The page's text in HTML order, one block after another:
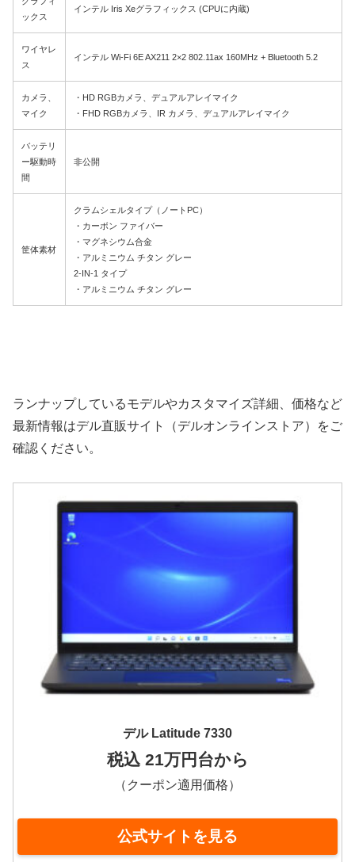
ックス
インテル Iris Xeグラフィックス (CPUに内蔵)
ワイヤレ
ス
インテル Wi-Fi 6E AX211 2×2 802.11ax 160MHz + Bluetooth 5.2
カメラ、
マイク
・HD RGBカメラ、デュアルアレイマイク
・FHD RGBカメラ、IR カメラ、デュアルアレイマイク
バッテリ
ー駆動時
間
非公開
筐体素材
クラムシェルタイプ（ノートPC）
・カーボン ファイバー
・マグネシウム合金
・アルミニウム チタン グレー
2-IN-1 タイプ
・アルミニウム チタン グレー
ランナップしているモデルやカスタマイズ詳細、価格など
最新情報はデル直販サイト（デルオンラインストア）をご
確認ください。
デル Latitude 7330
税込 21万円台から
（クーポン適用価格）
公式サイトを見る